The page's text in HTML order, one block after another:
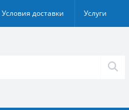
Условия доставки Услуги